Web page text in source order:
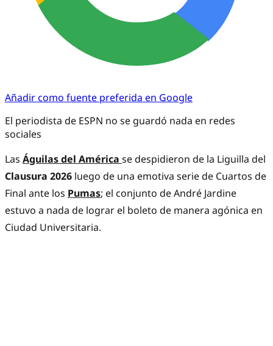
Añadir como fuente preferida en Google
El periodista de ESPN no se guardó nada en redes
sociales
Las Águilas del América se despidieron de la Liguilla del
Clausura 2026 luego de una emotiva serie de Cuartos de
Final ante los Pumas; el conjunto de André Jardine
estuvo a nada de lograr el boleto de manera agónica en
Ciudad Universitaria.